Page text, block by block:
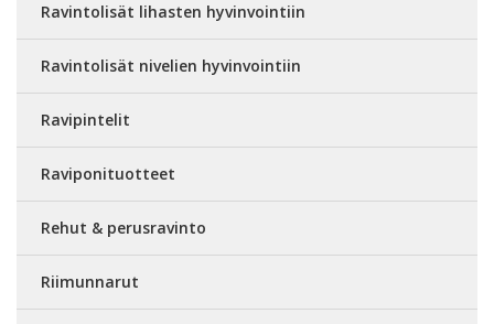
Ravintolisät lihasten hyvinvointiin
Ravintolisät nivelien hyvinvointiin
Ravipintelit
Raviponituotteet
Rehut & perusravinto
Riimunnarut